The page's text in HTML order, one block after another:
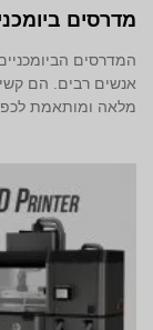
מדרסים
המדרסים
אנשים רבים. הם
מלאה ומותאמת